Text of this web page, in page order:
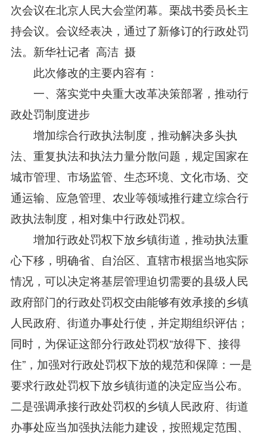
次会议在北京人民大会堂闭幕。栗战书委员长主
持会议。会议经表决，通过了新修订的行政处罚
法。新华社记者 高洁 摄
此次修改的主要内容有：
一、落实党中央重大改革决策部署，推动行
政处罚制度进步
增加综合行政执法制度，推动解决多头执
法、重复执法和执法力量分散问题，规定国家在
城市管理、市场监管、生态环境、文化市场、交
通运输、应急管理、农业等领域推行建立综合行
政执法制度，相对集中行政处罚权。
增加行政处罚权下放乡镇街道，推动执法重
心下移，明确省、自治区、直辖市根据当地实际
情况，可以决定将基层管理迫切需要的县级人民
政府部门的行政处罚权交由能够有效承接的乡镇
人民政府、街道办事处行使，并定期组织评估；
同时，为保证这部分行政处罚权“放得下、接得
住”，加强对行政处罚权下放的规范和保障：一是
要求行政处罚权下放乡镇街道的决定应当公布。
二是强调承接行政处罚权的乡镇人民政府、街道
办事处应当加强执法能力建设，按照规定范围、